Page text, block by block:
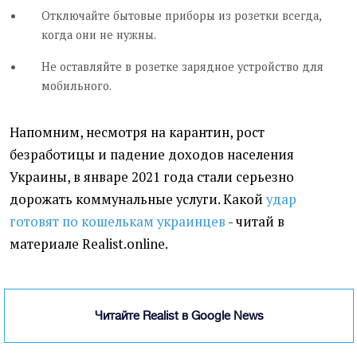
Отключайте бытовые приборы из розетки всегда,
когда они не нужны.
Не оставляйте в розетке зарядное устройство для
мобильного.
Напомним, несмотря на карантин, рост
безработицы и падение доходов населения
Украины, в январе 2021 года стали серьезно
дорожать коммунальные услуги. Какой удар
готовят по кошелькам украинцев - читай в
материале Realist.online.
Читайте Realist в Google News